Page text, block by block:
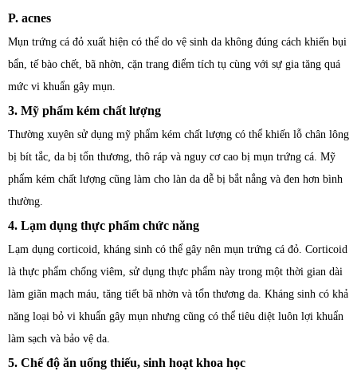
P. acnes
Mụn trứng cá đỏ xuất hiện có thể do vệ sinh da không đúng cách khiến bụi
bẩn, tế bào chết, bã nhờn, cặn trang điểm tích tụ cùng với sự gia tăng quá
mức vi khuẩn gây mụn.
3. Mỹ phẩm kém chất lượng
Thường xuyên sử dụng mỹ phẩm kém chất lượng có thể khiến lỗ chân lông
bị bít tắc, da bị tổn thương, thô ráp và nguy cơ cao bị mụn trứng cá. Mỹ
phẩm kém chất lượng cũng làm cho làn da dễ bị bắt nắng và đen hơn bình
thường.
4. Lạm dụng thực phẩm chức năng
Lạm dụng corticoid, kháng sinh có thể gây nên mụn trứng cá đỏ. Corticoid
là thực phẩm chống viêm, sử dụng thực phẩm này trong một thời gian dài
làm giãn mạch máu, tăng tiết bã nhờn và tổn thương da. Kháng sinh có khả
năng loại bỏ vi khuẩn gây mụn nhưng cũng có thể tiêu diệt luôn lợi khuẩn
làm sạch và bảo vệ da.
5. Chế độ ăn uống thiếu, sinh hoạt khoa học